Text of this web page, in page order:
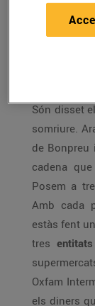
Són disset
somriure.
de Bonpreu
cadena
Posem a
Amb cada
estàs fent
tres
Oxfam
els diners